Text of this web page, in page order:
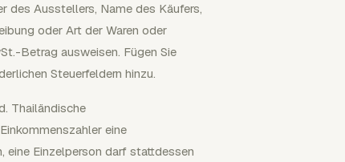
des Ausstellers, Name des Käufers,
oder Art der Waren oder
Betrag ausweisen. Fügen Sie
Steuerfeldern hinzu.
Thailändische
eine
eine Einzelperson darf stattdessen